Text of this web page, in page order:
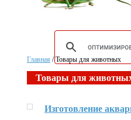
Главная /Товары для животных
Товары для
Изготовление